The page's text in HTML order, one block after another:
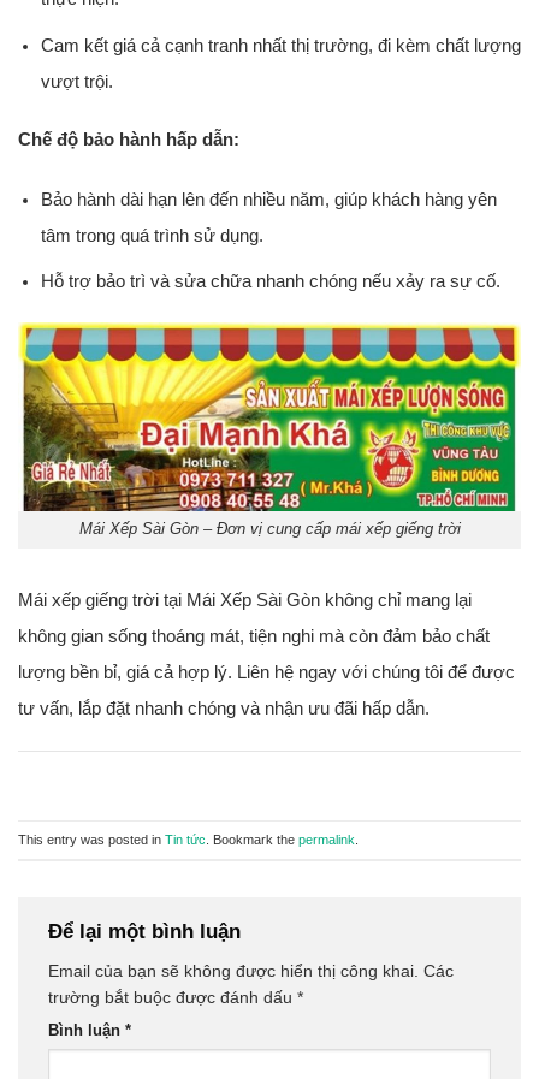
Cam kết giá cả cạnh tranh nhất thị trường, đi kèm chất lượng
vượt trội.
Chế độ bảo hành hấp dẫn:
Bảo hành dài hạn lên đến nhiều năm, giúp khách hàng yên
tâm trong quá trình sử dụng.
Hỗ trợ bảo trì và sửa chữa nhanh chóng nếu xảy ra sự cố.
Mái Xếp Sài Gòn – Đơn vị cung cấp mái xếp giếng trời
Mái xếp giếng trời tại Mái Xếp Sài Gòn không chỉ mang lại
không gian sống thoáng mát, tiện nghi mà còn đảm bảo chất
lượng bền bỉ, giá cả hợp lý. Liên hệ ngay với chúng tôi để được
tư vấn, lắp đặt nhanh chóng và nhận ưu đãi hấp dẫn.
This entry was posted in Tin tức . Bookmark the permalink
Để lại một bình luận
Email của bạn sẽ không được hiển thị công khai. Các
trường bắt buộc được đánh dấu *
Bình luận *